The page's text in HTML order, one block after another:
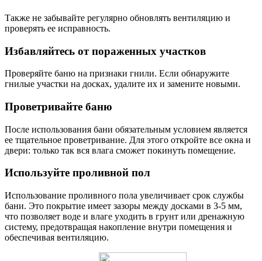
Также не забывайте регулярно обновлять вентиляцию и
проверять ее исправность.
Избавляйтесь от пораженных участков
Проверяйте баню на признаки гнили. Если обнаружите
гнилые участки на досках, удалите их и замените новыми.
Проветривайте баню
После использования бани обязательным условием является
ее тщательное проветривание. Для этого откройте все окна и
двери: только так вся влага сможет покинуть помещение.
Используйте проливной пол
Использование проливного пола увеличивает срок службы
бани. Это покрытие имеет зазоры между досками в 3-5 мм,
что позволяет воде и влаге уходить в грунт или дренажную
систему, предотвращая накопление внутри помещения и
обеспечивая вентиляцию.